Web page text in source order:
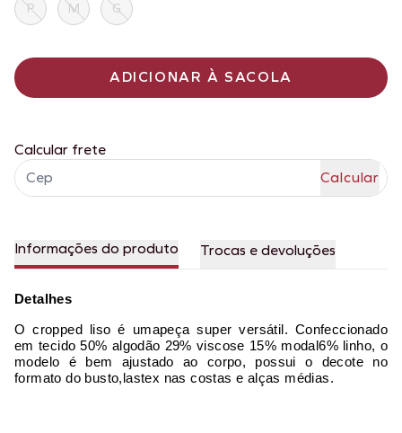
P M G
ADICIONAR À SACOLA
Calcular frete
Informações do produto Trocas e devoluções
Detalhes
O cropped liso é umapeça super versátil. Confeccionado
em tecido 50% algodão 29% viscose 15% modal6% linho, o
modelo é bem ajustado ao corpo, possui o decote no
formato do busto,lastex nas costas e alças médias.